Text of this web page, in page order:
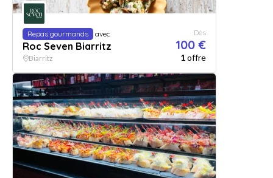
Repas gourmands avec
Roc Seven Biarritz
Dès
100 €
Biarritz 1offre